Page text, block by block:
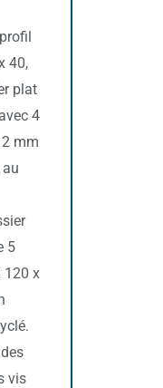
40,
plat
4
mm
5
120 x
vis